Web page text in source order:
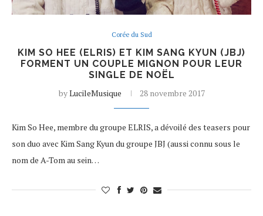
Corée du Sud
KIM SO HEE (ELRIS) ET KIM SANG KYUN (JBJ)
FORMENT UN COUPLE MIGNON POUR LEUR
SINGLE DE NOËL
byLucileMusique 28 novembre 2017
Kim So Hee, membre du groupe ELRIS, a dévoilé des teasers pour
son duo avec Kim Sang Kyun du groupe JBJ (aussi connu sous le
nom de A-Tom au sein…